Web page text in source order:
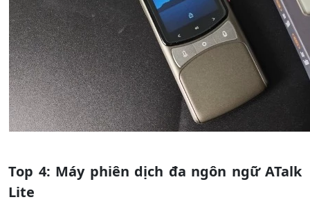
Top 4: Máy phiên dịch đa ngôn ngữ ATalk
Lite